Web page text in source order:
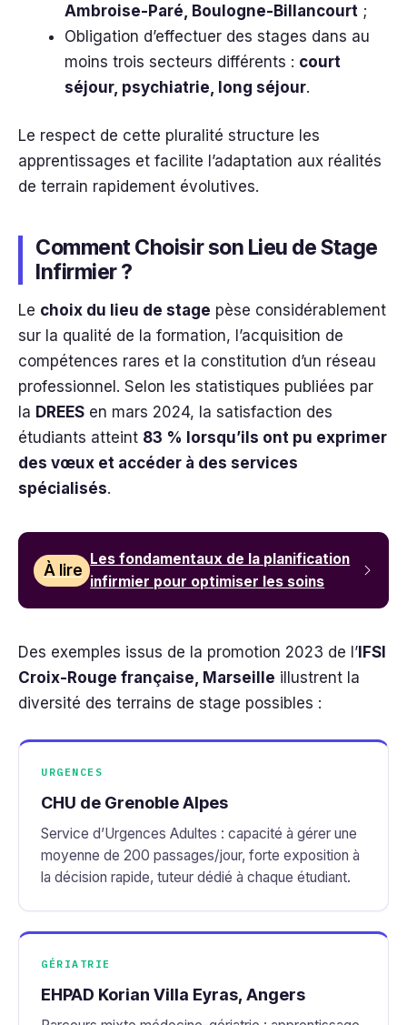
Ambroise-Paré, Boulogne-Billancourt ;
Obligation d’effectuer des stages dans au
moins trois secteurs différents : court
séjour, psychiatrie, long séjour.
Le respect de cette pluralité structure les
apprentissages et facilite l’adaptation aux réalités
de terrain rapidement évolutives.
Comment Choisir son Lieu de Stage
Infirmier ?
Le choix du lieu de stage pèse considérablement
sur la qualité de la formation, l’acquisition de
compétences rares et la constitution d’un réseau
professionnel. Selon les statistiques publiées par
la DREES en mars 2024, la satisfaction des
étudiants atteint 83 % lorsqu’ils ont pu exprimer
des vœux et accéder à des services
spécialisés.
À lire
Les fondamentaux de la planification
infirmier pour optimiser les soins
Des exemples issus de la promotion 2023 de l’ IFSI
Croix-Rouge française, Marseille illustrent la
diversité des terrains de stage possibles :
URGENCES
CHU de Grenoble Alpes
Service d’Urgences Adultes : capacité à gérer une
moyenne de 200 passages/jour, forte exposition à
la décision rapide, tuteur dédié à chaque étudiant.
GÉRIATRIE
EHPAD Korian Villa Eyras, Angers